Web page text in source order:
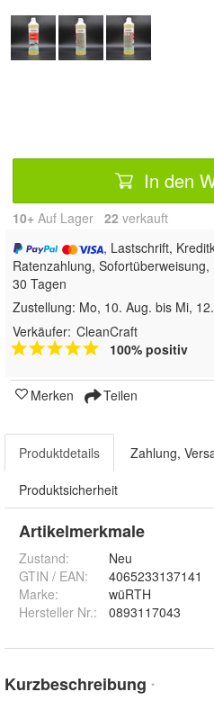
In den
10+ Auf Lager 22 verkauft
, Lastschrift,
Ratenzahlung,
30 Tagen
Zustellung: Mo, 10. Aug. bis Mi,
Verkäufer: CleanCraft
100% positiv
Merken Teilen
Produktdetails Zahlung,
Produktsicherheit
Artikelmerkmale
Zustand:
Neu
GTIN / EAN:
4065233137141
Marke:
wüRTH
Hersteller Nr.:
0893117043
Kurzbeschreibung *